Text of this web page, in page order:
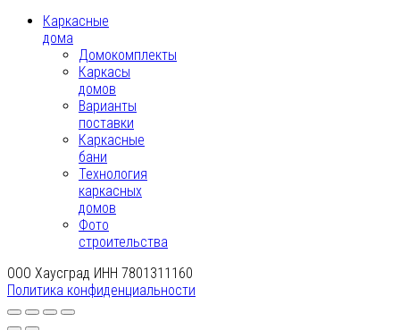
Каркасные
дома
Домокомплекты
Каркасы
домов
Варианты
поставки
Каркасные
бани
Технология
каркасных
домов
Фото
строительства
ООО Хаусград ИНН 7801311160
Политика конфиденциальности